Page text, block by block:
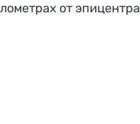
от эпицентра